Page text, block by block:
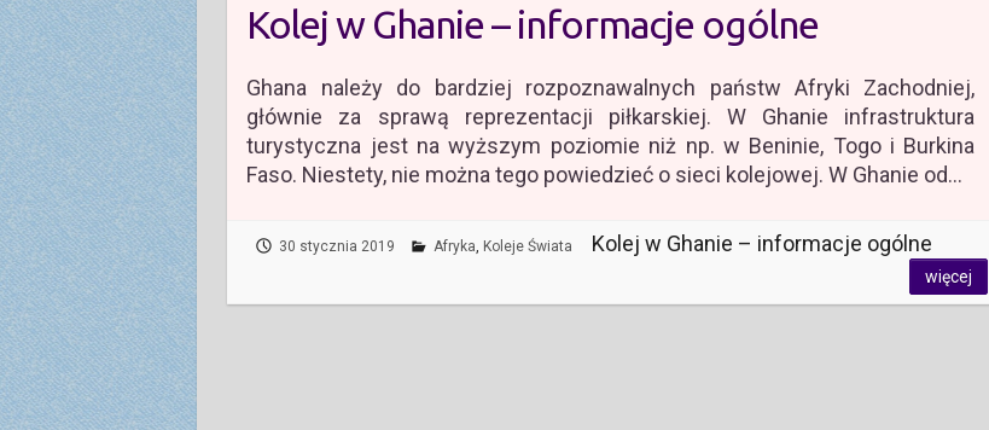
Kolej w Ghanie – informacje ogólne
Ghana należy do bardziej rozpoznawalnych państw Afryki Zachodniej,
głównie za sprawą reprezentacji piłkarskiej. W Ghanie infrastruktura
turystyczna jest na wyższym poziomie niż np. w Beninie, Togo i Burkina
Faso. Niestety, nie można tego powiedzieć o sieci kolejowej. W Ghanie od…
30 stycznia 2019 Afryka Koleje Świata Kolej w Ghanie – informacje ogólne
więcej